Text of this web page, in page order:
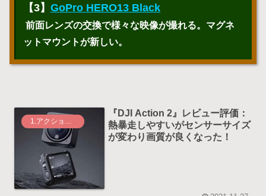
【3】 GoPro HERO13 Black
前面レンズの交換で様々な映像が撮れる。マグネ
ットマウントが新しい。
1.アクションカメラ
『DJI Action 2』レビュー評価：
熱暴走しやすいがセンサーサイズ
が変わり画質が良くなった！